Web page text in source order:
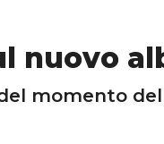
nuovo
momento